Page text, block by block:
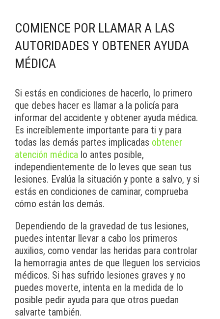
COMIENCE POR LLAMAR A LAS
AUTORIDADES Y OBTENER AYUDA
MÉDICA
Si estás en condiciones de hacerlo, lo primero
que debes hacer es llamar a la policía para
informar del accidente y obtener ayuda médica.
Es increíblemente importante para ti y para
todas las demás partes implicadas obtener
atención médica lo antes posible,
independientemente de lo leves que sean tus
lesiones. Evalúa la situación y ponte a salvo, y si
estás en condiciones de caminar, comprueba
cómo están los demás.
Dependiendo de la gravedad de tus lesiones,
puedes intentar llevar a cabo los primeros
auxilios, como vendar las heridas para controlar
la hemorragia antes de que lleguen los servicios
médicos. Si has sufrido lesiones graves y no
puedes moverte, intenta en la medida de lo
posible pedir ayuda para que otros puedan
salvarte también.